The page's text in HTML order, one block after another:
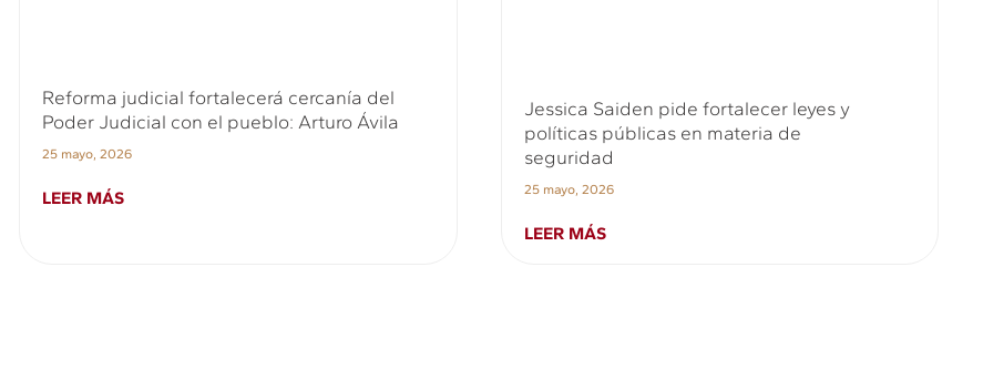
Reforma judicial fortalecerá cercanía del
Poder Judicial con el pueblo: Arturo Ávila
25 mayo, 2026
LEER MÁS
Jessica Saiden pide fortalecer leyes y
políticas públicas en materia de
seguridad
25 mayo, 2026
LEER MÁS